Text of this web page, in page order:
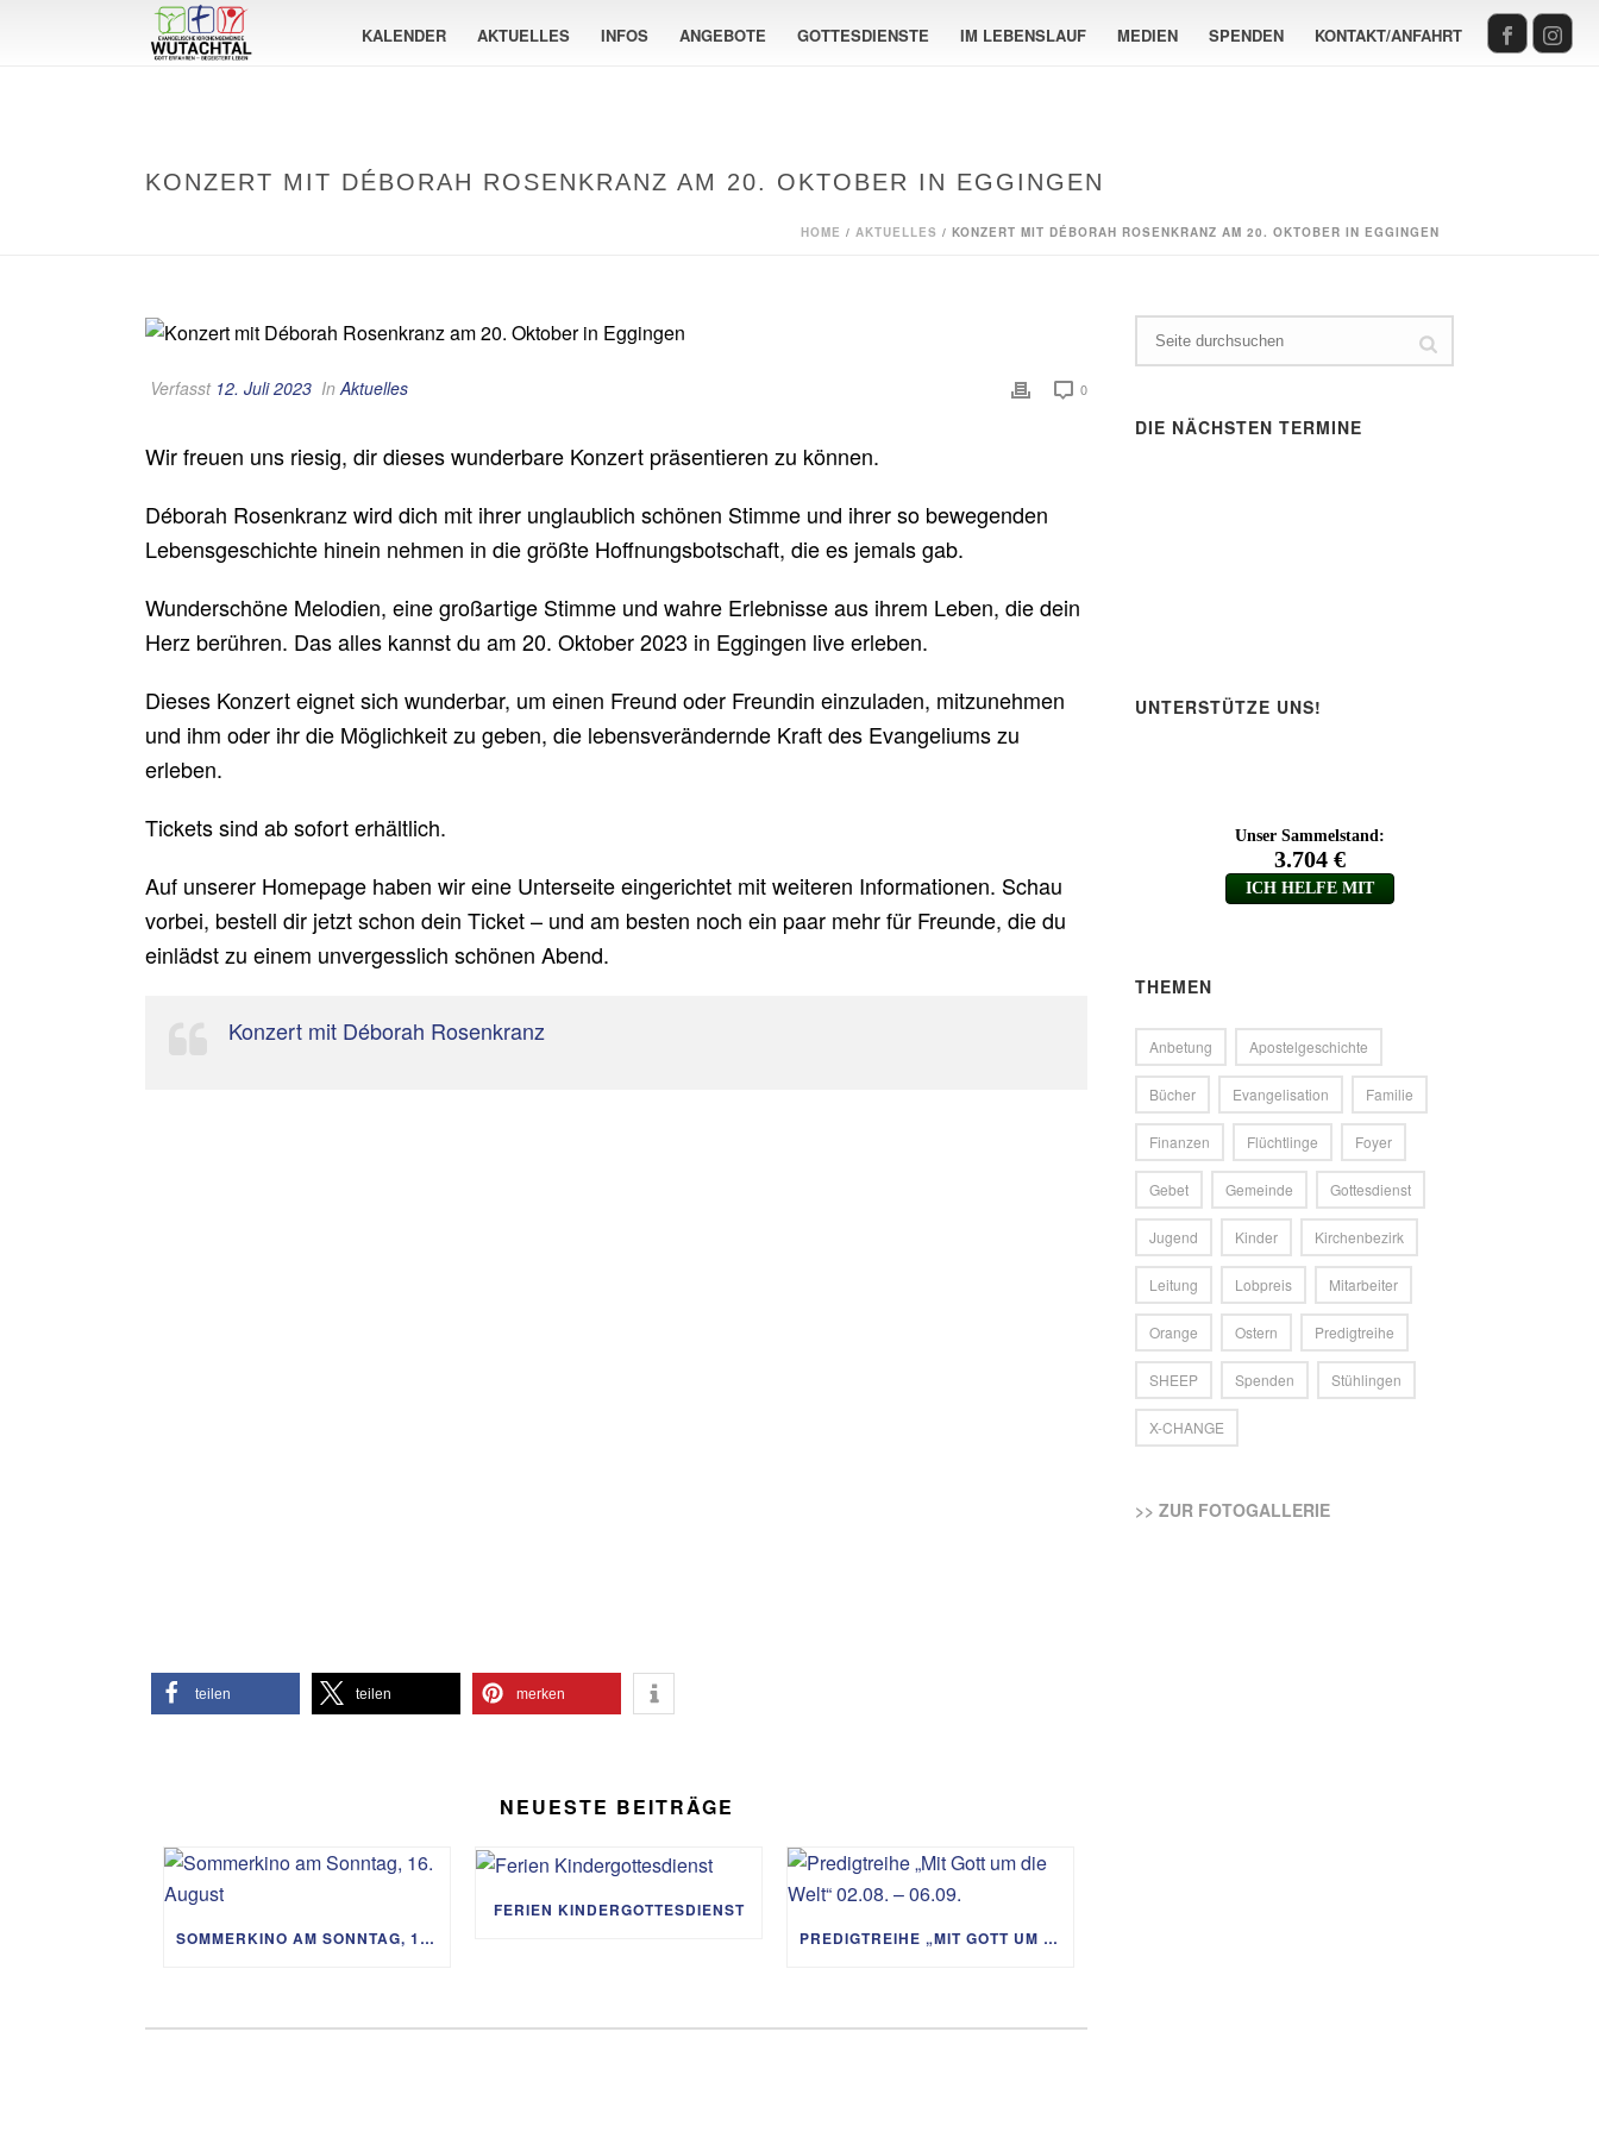
KALENDER AKTUELLES INFOS ANGEBOTE GOTTESDIENSTE IM LEBENSLAUF MEDIEN SPENDEN KONTAKT/ANFAHRT
KONZERT MIT DÉBORAH ROSENKRANZ AM 20. OKTOBER IN EGGINGEN
HOME / AKTUELLES / KONZERT MIT DÉBORAH ROSENKRANZ AM 20. OKTOBER IN EGGINGEN
Verfasst 12. Juli 2023 In Aktuelles 0
Wir freuen uns riesig, dir dieses wunderbare Konzert präsentieren zu können.
Déborah Rosenkranz wird dich mit ihrer unglaublich schönen Stimme und ihrer so bewegenden
Lebensgeschichte hinein nehmen in die größte Hoffnungsbotschaft, die es jemals gab.
Wunderschöne Melodien, eine großartige Stimme und wahre Erlebnisse aus ihrem Leben, die dein
Herz berühren. Das alles kannst du am 20. Oktober 2023 in Eggingen live erleben.
Dieses Konzert eignet sich wunderbar, um einen Freund oder Freundin einzuladen, mitzunehmen
und ihm oder ihr die Möglichkeit zu geben, die lebensverändernde Kraft des Evangeliums zu
erleben.
Tickets sind ab sofort erhältlich.
Auf unserer Homepage haben wir eine Unterseite eingerichtet mit weiteren Informationen. Schau
vorbei, bestell dir jetzt schon dein Ticket – und am besten noch ein paar mehr für Freunde, die du
einlädst zu einem unvergesslich schönen Abend.
Konzert mit Déborah Rosenkranz
teilen teilen merken
NEUESTE BEITRÄGE
SOMMERKINO AM SONNTAG, 16. AUGUST
FERIEN KINDERGOTTESDIENST
PREDIGTREIHE „MIT GOTT UM DIE WELT“ 02.08. – 06.09.
DIE NÄCHSTEN TERMINE
UNTERSTÜTZE UNS!
THEMEN
Anbetung Apostelgeschichte
Bücher Evangelisation Familie
Finanzen Flüchtlinge Foyer
Gebet Gemeinde Gottesdienst
Jugend Kinder Kirchenbezirk
Leitung Lobpreis Mitarbeiter
Orange Ostern Predigtreihe
SHEEP Spenden Stühlingen
X-CHANGE
>> ZUR FOTOGALLERIE